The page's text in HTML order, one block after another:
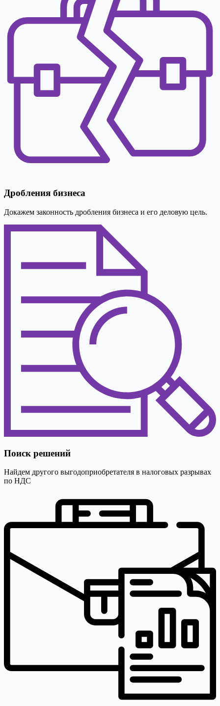
Дробления бизнеса
Докажем законность дробления бизнеса и его деловую цель.
Поиск решений
Найдем другого выгодоприобретателя в налоговых разрывах
по НДС